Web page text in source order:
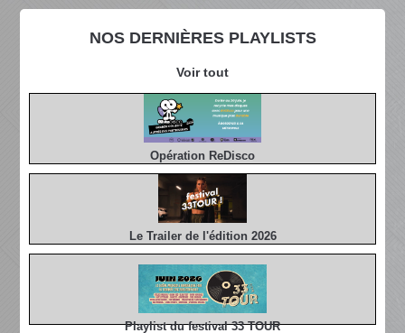
NOS DERNIÈRES PLAYLISTS
Voir tout
Opération ReDisco
Le Trailer de l'édition 2026
Playlist du festival 33 TOUR